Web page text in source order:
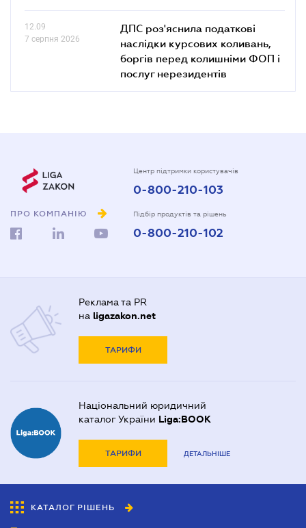
12.09
7 серпня 2026
ДПС роз'яснила податкові
наслідки курсових коливань,
боргів перед колишніми ФОП і
послуг нерезидентів
ПРО КОМПАНІЮ
Центр підтримки користувачів
0-800-210-103
Підбір продуктів та рішень
0-800-210-102
Реклама та PR
на ligazakon.net
ТАРИФИ
Національний юридичний
каталог України Liga:BOOK
ТАРИФИ ДЕТАЛЬНІШЕ
КАТАЛОГ РІШЕНЬ